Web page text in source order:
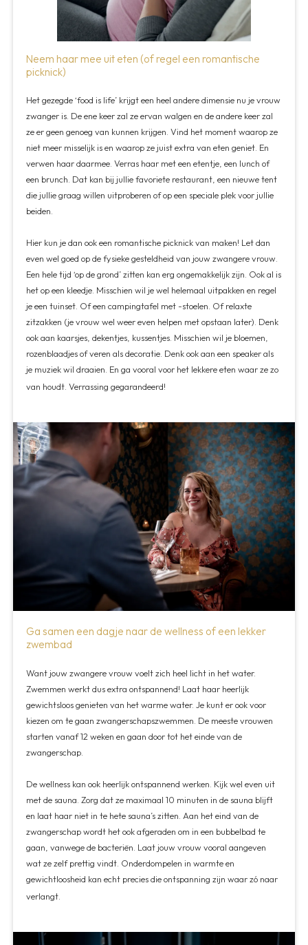
Neem haar mee uit eten (of regel een romantische
picknick)
Het gezegde ‘food is life’ krijgt een heel andere dimensie nu je vrouw
zwanger is. De ene keer zal ze ervan walgen en de andere keer zal
ze er geen genoeg van kunnen krijgen. Vind het moment waarop ze
niet meer misselijk is en waarop ze juist extra van eten geniet. En
verwen haar daarmee. Verras haar met een etentje, een lunch of
een brunch. Dat kan bij jullie favoriete restaurant, een nieuwe tent
die jullie graag willen uitproberen of op een speciale plek voor jullie
beiden.
Hier kun je dan ook een romantische picknick van maken! Let dan
even wel goed op de fysieke gesteldheid van jouw zwangere vrouw.
Een hele tijd ‘op de grond’ zitten kan erg ongemakkelijk zijn. Ook al is
het op een kleedje. Misschien wil je wel helemaal uitpakken en regel
je een tuinset. Of een campingtafel met -stoelen. Of relaxte
zitzakken (je vrouw wel weer even helpen met opstaan later). Denk
ook aan kaarsjes, dekentjes, kussentjes. Misschien wil je bloemen,
rozenblaadjes of veren als decoratie. Denk ook aan een speaker als
je muziek wil draaien. En ga vooral voor het lekkere eten waar ze zo
van houdt. Verrassing gegarandeerd!
Ga samen een dagje naar de wellness of een lekker
zwembad
Want jouw zwangere vrouw voelt zich heel licht in het water.
Zwemmen werkt dus extra ontspannend! Laat haar heerlijk
gewichtsloos genieten van het warme water. Je kunt er ook voor
kiezen om te gaan zwangerschapszwemmen. De meeste vrouwen
starten vanaf 12 weken en gaan door tot het einde van de
zwangerschap.
De wellness kan ook heerlijk ontspannend werken. Kijk wel even uit
met de sauna. Zorg dat ze maximaal 10 minuten in de sauna blijft
en laat haar niet in te hete sauna’s zitten. Aan het eind van de
zwangerschap wordt het ook afgeraden om in een bubbelbad te
gaan, vanwege de bacteriën. Laat jouw vrouw vooral aangeven
wat ze zelf prettig vindt. Onderdompelen in warmte en
gewichtloosheid kan echt precies die ontspanning zijn waar zó naar
verlangt.